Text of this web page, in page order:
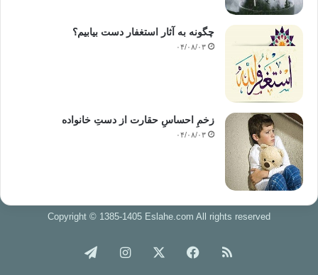
چگونه به آثار استغفار دست بیابیم؟
۰۴/۰۸/۰۳
زخمِ احساسِ حقارت از دستِ خانواده
۰۴/۰۸/۰۳
Copyright © 1385-1405 Eslahe.com All rights reserved
خوراک فیس اینستاگرام